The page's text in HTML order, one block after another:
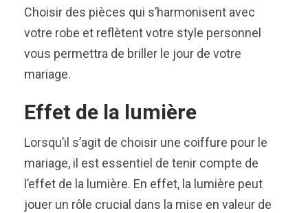
Choisir des pièces qui s’harmonisent avec
votre robe et reflètent votre style personnel
vous permettra de briller le jour de votre
mariage.
Effet de la lumière
Lorsqu’il s’agit de choisir une coiffure pour le
mariage, il est essentiel de tenir compte de
l’effet de la lumière. En effet, la lumière peut
jouer un rôle crucial dans la mise en valeur de